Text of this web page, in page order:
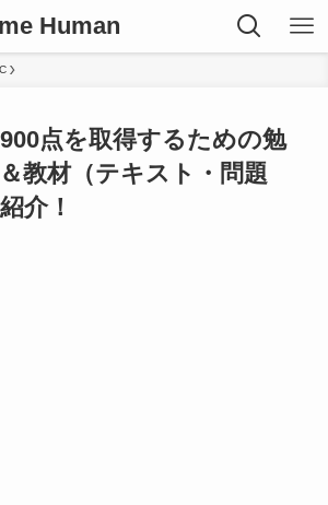
Human
点を取得するための勉
教材（テキスト・問題
介！